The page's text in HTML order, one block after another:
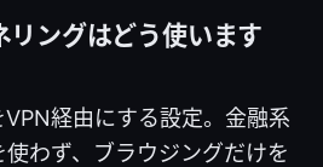
リングはどう使います
経由にする設定。金融系
わず、ブラウジングだけを